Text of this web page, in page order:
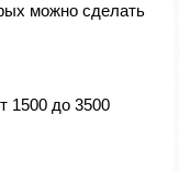
можно сделать
1500 до 3500